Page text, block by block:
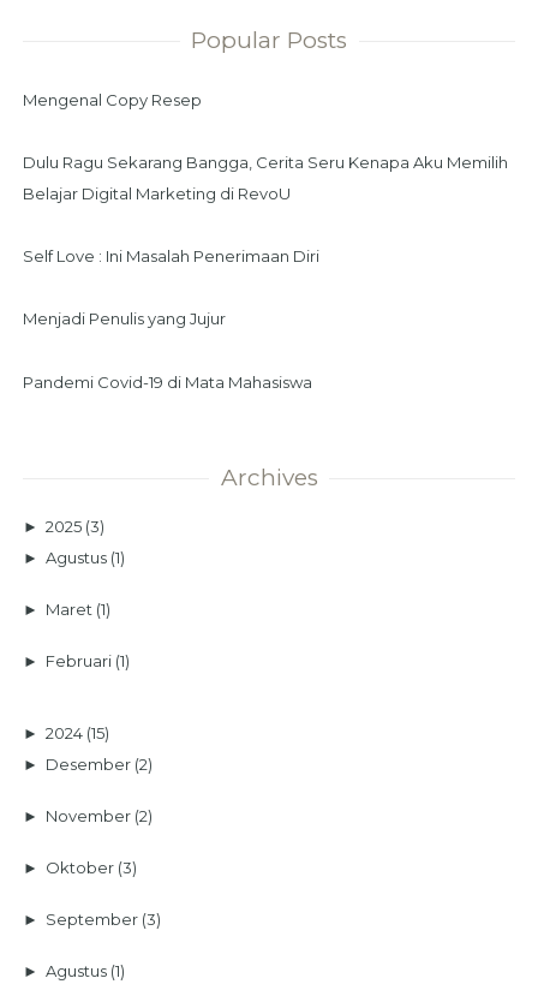
Popular Posts
Mengenal Copy Resep
Dulu Ragu Sekarang Bangga, Cerita Seru Kenapa Aku Memilih
Belajar Digital Marketing di RevoU
Self Love : Ini Masalah Penerimaan Diri
Menjadi Penulis yang Jujur
Pandemi Covid-19 di Mata Mahasiswa
Archives
►2025 (3)
►Agustus (1)
► Maret (1)
► Februari (1)
►2024 (15)
► Desember (2)
► November (2)
► Oktober (3)
► September (3)
►Agustus (1)